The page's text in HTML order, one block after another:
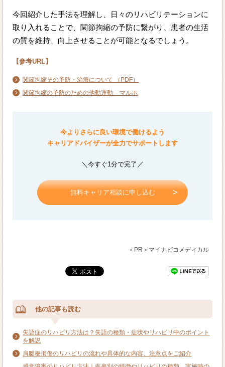
今回紹介した手法を理解し、日々のリハビリテーションに
取り入れることで、関節拘縮の予防に繋がり、患者の生活
の質を維持、向上させることが可能となるでしょう。
【参考URL】
関節拘縮その予防・治療について （PDF）
関節拘縮の予防のための他動運動 – マルホ
今よりさらに良い環境で働けるよう
キャリアドバイザーが全力でサポートします
＼今すぐ1分で完了／
無料キャリア相談に申し込む
＜PR＞マイナビコメディカル
他の記事も読む
失語症のリハビリ方法は？失語の種類・症状やリハビリ中のポイント
を解説
肩腱板損傷のリハビリの流れや具体的な内容、注意点をご紹介